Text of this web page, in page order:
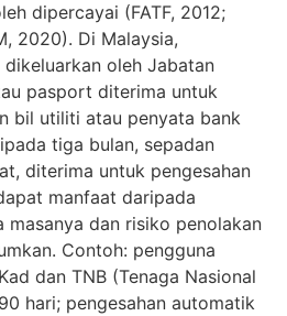
dipercayai (FATF, 2012;
2020). Di Malaysia,
oleh Jabatan
pasport diterima untuk
bil utiliti atau penyata bank
tiga bulan, sepadan
diterima untuk pengesahan
manfaat daripada
masanya dan risiko penolakan
Contoh: pengguna
dan TNB (Tenaga Nasional
hari; pengesahan automatik